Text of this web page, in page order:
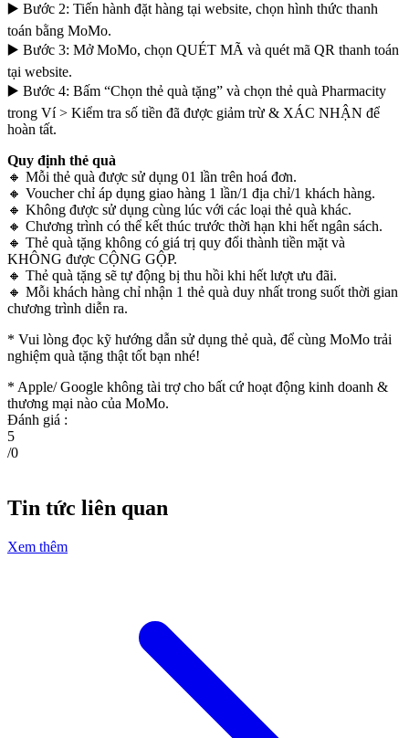
▶️ Bước 2: Tiến hành đặt hàng tại website, chọn hình thức thanh
toán bằng MoMo.
▶️ Bước 3: Mở MoMo, chọn QUÉT MÃ và quét mã QR thanh toán
tại website.
▶️ Bước 4: Bấm “Chọn thẻ quà tặng” và chọn thẻ quà Pharmacity
trong Ví > Kiểm tra số tiền đã được giảm trừ & XÁC NHẬN để
hoàn tất.
Quy định thẻ quà
🔸 Mỗi thẻ quà được sử dụng 01 lần trên hoá đơn.
🔸 Voucher chỉ áp dụng giao hàng 1 lần/1 địa chỉ/1 khách hàng.
🔸 Không được sử dụng cùng lúc với các loại thẻ quà khác.
🔸 Chương trình có thể kết thúc trước thời hạn khi hết ngân sách.
🔸 Thẻ quà tặng không có giá trị quy đổi thành tiền mặt và
KHÔNG được CỘNG GỘP.
🔸 Thẻ quà tặng sẽ tự động bị thu hồi khi hết lượt ưu đãi.
🔸 Mỗi khách hàng chỉ nhận 1 thẻ quà duy nhất trong suốt thời gian
chương trình diễn ra.
* Vui lòng đọc kỹ hướng dẫn sử dụng thẻ quà, để cùng MoMo trải
nghiệm quà tặng thật tốt bạn nhé!
* Apple/ Google không tài trợ cho bất cứ hoạt động kinh doanh &
thương mại nào của MoMo.
Đánh giá :
5
/0
Tin tức liên quan
Xem thêm